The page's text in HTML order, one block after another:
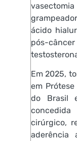
ácido
pós-
Em 2025,
em
do Brasil
cirúrgico,
aderência